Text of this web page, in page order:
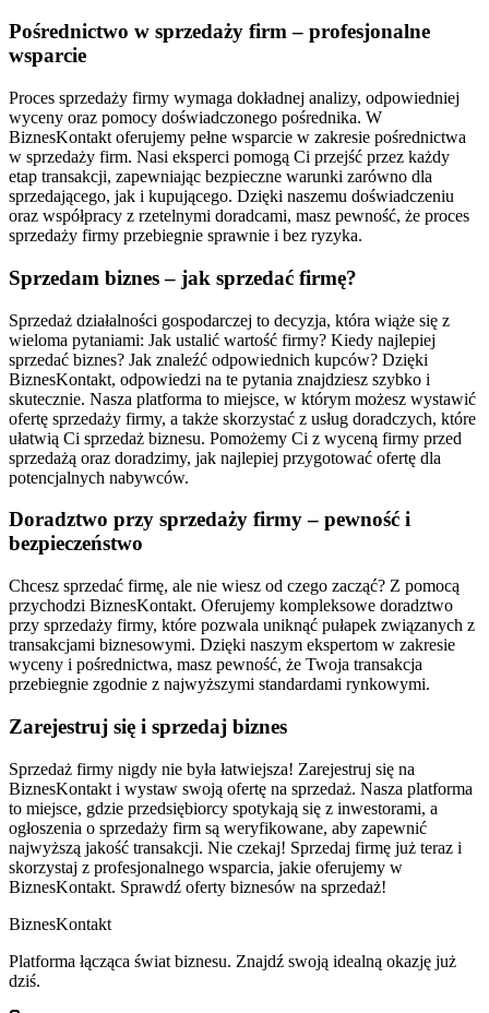
Pośrednictwo w sprzedaży firm – profesjonalne
wsparcie
Proces sprzedaży firmy wymaga dokładnej analizy, odpowiedniej
wyceny oraz pomocy doświadczonego pośrednika. W
BiznesKontakt oferujemy pełne wsparcie w zakresie pośrednictwa
w sprzedaży firm. Nasi eksperci pomogą Ci przejść przez każdy
etap transakcji, zapewniając bezpieczne warunki zarówno dla
sprzedającego, jak i kupującego. Dzięki naszemu doświadczeniu
oraz współpracy z rzetelnymi doradcami, masz pewność, że proces
sprzedaży firmy przebiegnie sprawnie i bez ryzyka.
Sprzedam biznes – jak sprzedać firmę?
Sprzedaż działalności gospodarczej to decyzja, która wiąże się z
wieloma pytaniami: Jak ustalić wartość firmy? Kiedy najlepiej
sprzedać biznes? Jak znaleźć odpowiednich kupców? Dzięki
BiznesKontakt, odpowiedzi na te pytania znajdziesz szybko i
skutecznie. Nasza platforma to miejsce, w którym możesz wystawić
ofertę sprzedaży firmy, a także skorzystać z usług doradczych, które
ułatwią Ci sprzedaż biznesu. Pomożemy Ci z wyceną firmy przed
sprzedażą oraz doradzimy, jak najlepiej przygotować ofertę dla
potencjalnych nabywców.
Doradztwo przy sprzedaży firmy – pewność i
bezpieczeństwo
Chcesz sprzedać firmę, ale nie wiesz od czego zacząć? Z pomocą
przychodzi BiznesKontakt. Oferujemy kompleksowe doradztwo
przy sprzedaży firmy, które pozwala uniknąć pułapek związanych z
transakcjami biznesowymi. Dzięki naszym ekspertom w zakresie
wyceny i pośrednictwa, masz pewność, że Twoja transakcja
przebiegnie zgodnie z najwyższymi standardami rynkowymi.
Zarejestruj się i sprzedaj biznes
Sprzedaż firmy nigdy nie była łatwiejsza! Zarejestruj się na
BiznesKontakt i wystaw swoją ofertę na sprzedaż. Nasza platforma
to miejsce, gdzie przedsiębiorcy spotykają się z inwestorami, a
ogłoszenia o sprzedaży firm są weryfikowane, aby zapewnić
najwyższą jakość transakcji. Nie czekaj! Sprzedaj firmę już teraz i
skorzystaj z profesjonalnego wsparcia, jakie oferujemy w
BiznesKontakt. Sprawdź oferty biznesów na sprzedaż!
BiznesKontakt
Platforma łącząca świat biznesu. Znajdź swoją idealną okazję już
dziś.